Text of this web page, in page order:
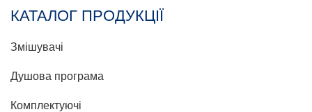
КАТАЛОГ ПРОДУКЦІЇ
Змішувачі
Душова програма
Комплектуючі